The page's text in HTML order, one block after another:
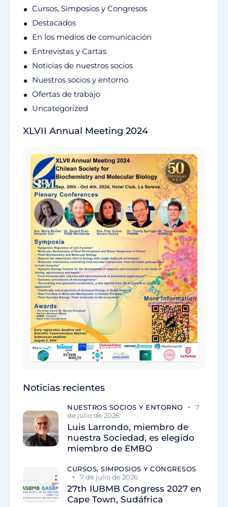
Cursos, Simposios y Congresos
Destacados
En los medios de comunicación
Entrevistas y Cartas
Noticias de nuestros socios
Nuestros socios y entorno
Ofertas de trabajo
Uncategorized
XLVII Annual Meeting 2024
Noticias recientes
NUESTROS SOCIOS Y ENTORNO
7
de julio de 2026
Luis Larrondo, miembro de
nuestra Sociedad, es elegido
miembro de EMBO
CURSOS, SIMPOSIOS Y CONGRESOS
7 de julio de 2026
27th IUBMB Congress 2027 en
Cape Town, Sudáfrica